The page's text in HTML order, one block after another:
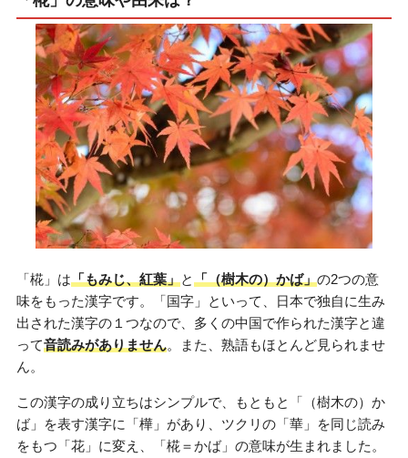
「椛」は「もみじ、紅葉」と「（樹木の）かば」の2つの意
味をもった漢字です。「国字」といって、日本で独自に生み
出された漢字の１つなので、多くの中国で作られた漢字と違
って音読みがありません。また、熟語もほとんど見られませ
ん。
この漢字の成り立ちはシンプルで、もともと「（樹木の）か
ば」を表す漢字に「樺」があり、ツクリの「華」を同じ読み
をもつ「花」に変え、「椛＝かば」の意味が生まれました。